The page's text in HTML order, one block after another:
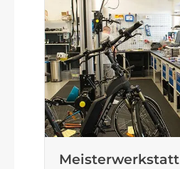
Meisterwerkstatt